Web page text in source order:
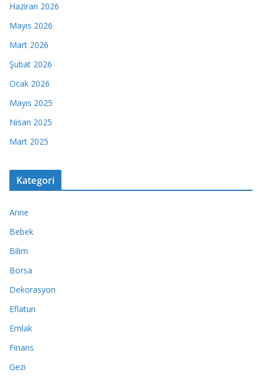
Haziran 2026
Mayıs 2026
Mart 2026
Şubat 2026
Ocak 2026
Mayıs 2025
Nisan 2025
Mart 2025
Kategori
Anne
Bebek
Bilim
Borsa
Dekorasyon
Eflatun
Emlak
Finans
Gezi